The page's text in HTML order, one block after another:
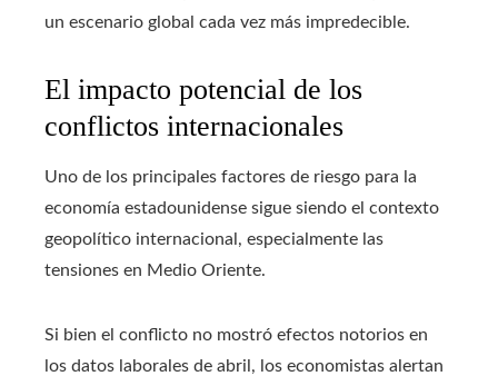
un escenario global cada vez más impredecible.
El impacto potencial de los
conflictos internacionales
Uno de los principales factores de riesgo para la
economía estadounidense sigue siendo el contexto
geopolítico internacional, especialmente las
tensiones en Medio Oriente.
Si bien el conflicto no mostró efectos notorios en
los datos laborales de abril, los economistas alertan